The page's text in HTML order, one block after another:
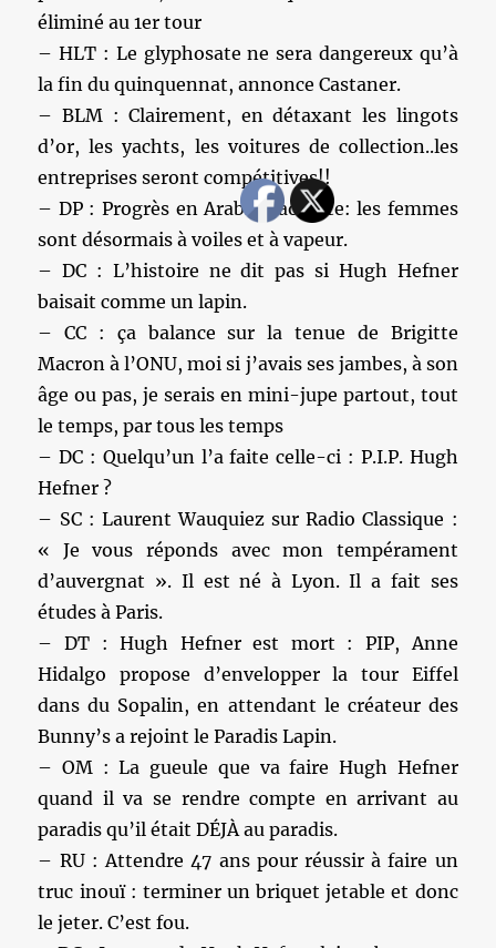
éliminé au 1er tour
– HLT : Le glyphosate ne sera dangereux qu’à
la fin du quinquennat, annonce Castaner.
– BLM : Clairement, en détaxant les lingots
d’or, les yachts, les voitures de collection..les
entreprises seront compétitives!!
– DP : Progrès en Arabie Saoudite: les femmes
sont désormais à voiles et à vapeur.
– DC : L’histoire ne dit pas si Hugh Hefner
baisait comme un lapin.
– CC : ça balance sur la tenue de Brigitte
Macron à l’ONU, moi si j’avais ses jambes, à son
âge ou pas, je serais en mini-jupe partout, tout
le temps, par tous les temps
– DC : Quelqu’un l’a faite celle-ci : P.I.P. Hugh
Hefner ?
– SC : Laurent Wauquiez sur Radio Classique :
« Je vous réponds avec mon tempérament
d’auvergnat ». Il est né à Lyon. Il a fait ses
études à Paris.
– DT : Hugh Hefner est mort : PIP, Anne
Hidalgo propose d’envelopper la tour Eiffel
dans du Sopalin, en attendant le créateur des
Bunny’s a rejoint le Paradis Lapin.
– OM : La gueule que va faire Hugh Hefner
quand il va se rendre compte en arrivant au
paradis qu’il était DÉJÀ au paradis.
– RU : Attendre 47 ans pour réussir à faire un
truc inouï : terminer un briquet jetable et donc
le jeter. C’est fou.